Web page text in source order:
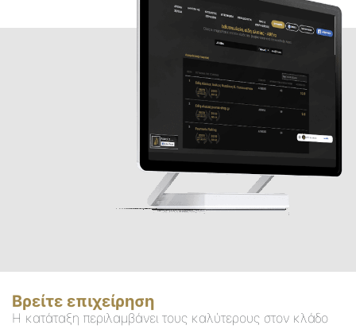
Βρείτε επιχείρηση
Η κατάταξη περιλαμβάνει τους καλύτερους στον κλάδο